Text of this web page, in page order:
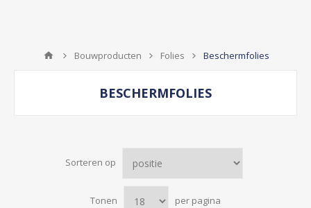
Bouwproducten Folies Beschermfolies
BESCHERMFOLIES
Sorteren op
Tonen per pagina